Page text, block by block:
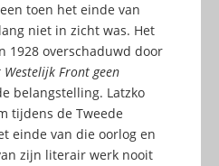
toen het einde van
niet in zicht was. Het
1928 overschaduwd door
Westelijk Front geen
belangstelling. Latzko
tijdens de Tweede
einde van die oorlog en
zijn literair werk nooit